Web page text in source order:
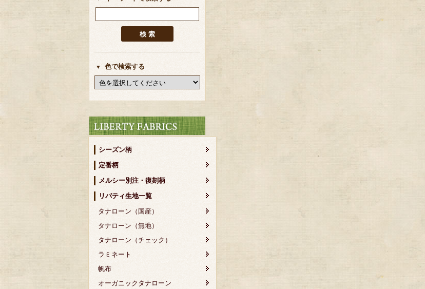
色で検索する
シーズン柄
定番柄
メルシー別注・復刻柄
リバティ生地一覧
タナローン（国産）
タナローン（無地）
タナローン（チェック）
ラミネート
帆布
オーガニックタナローン